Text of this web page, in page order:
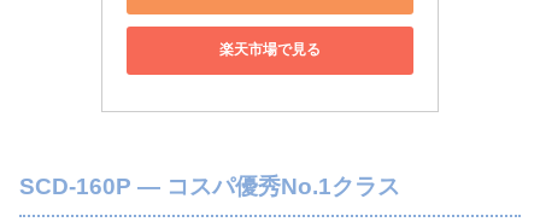
楽天市場で見る
SCD-160P — コスパ優秀No.1クラス